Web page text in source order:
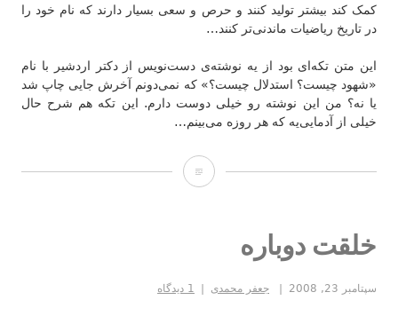
کمک کند بیشتر تولید کنند و حرص و سعی بسیار دارند که نام خود را
در تاریخ ریاضیات ماندنی‌تر کنند…
این متن تکه‌ای بود از یه نوشته‌ی دست‌نویس از دکتر اردشیر با نام
«شهود چیست؟ استدلال چیست؟» که نمی‌دونم آخرش جایی چاپ شد
یا نه؟ من این نوشته رو خیلی دوست دارم. این تکه هم شرح حال
خیلی از آدمایی‌یه که هر روزه می‌بینم…
بی‌راهه
خلقت دوباره
سپتامبر 23, 2008 جعفر محمدی 1 دیدگاه